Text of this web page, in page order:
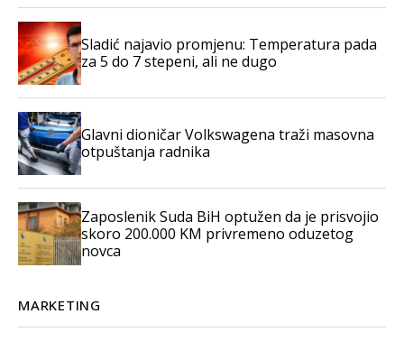
Sladić najavio promjenu: Temperatura pada
za 5 do 7 stepeni, ali ne dugo
Glavni dioničar Volkswagena traži masovna
otpuštanja radnika
Zaposlenik Suda BiH optužen da je prisvojio
skoro 200.000 KM privremeno oduzetog
novca
MARKETING